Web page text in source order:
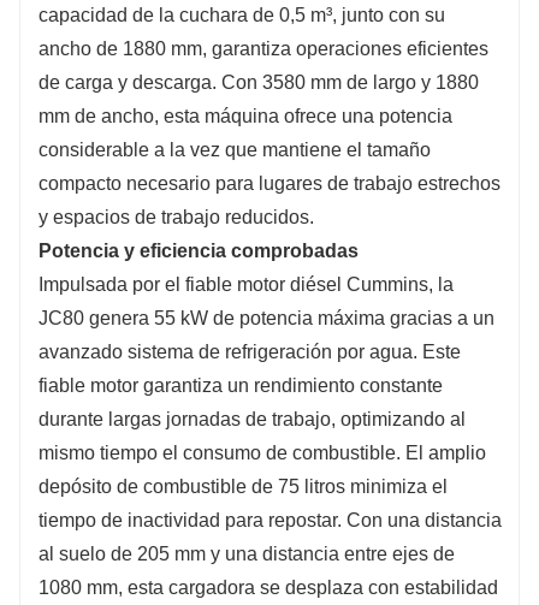
capacidad de la cuchara de 0,5 m³, junto con su
ancho de 1880 mm, garantiza operaciones eficientes
de carga y descarga. Con 3580 mm de largo y 1880
mm de ancho, esta máquina ofrece una potencia
considerable a la vez que mantiene el tamaño
compacto necesario para lugares de trabajo estrechos
y espacios de trabajo reducidos.
Potencia y eficiencia comprobadas
Impulsada por el fiable motor diésel Cummins, la
JC80 genera 55 kW de potencia máxima gracias a un
avanzado sistema de refrigeración por agua. Este
fiable motor garantiza un rendimiento constante
durante largas jornadas de trabajo, optimizando al
mismo tiempo el consumo de combustible. El amplio
depósito de combustible de 75 litros minimiza el
tiempo de inactividad para repostar. Con una distancia
al suelo de 205 mm y una distancia entre ejes de
1080 mm, esta cargadora se desplaza con estabilidad